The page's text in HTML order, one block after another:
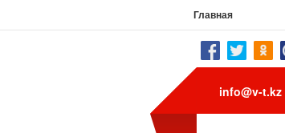
Главная
info@v-t.kz